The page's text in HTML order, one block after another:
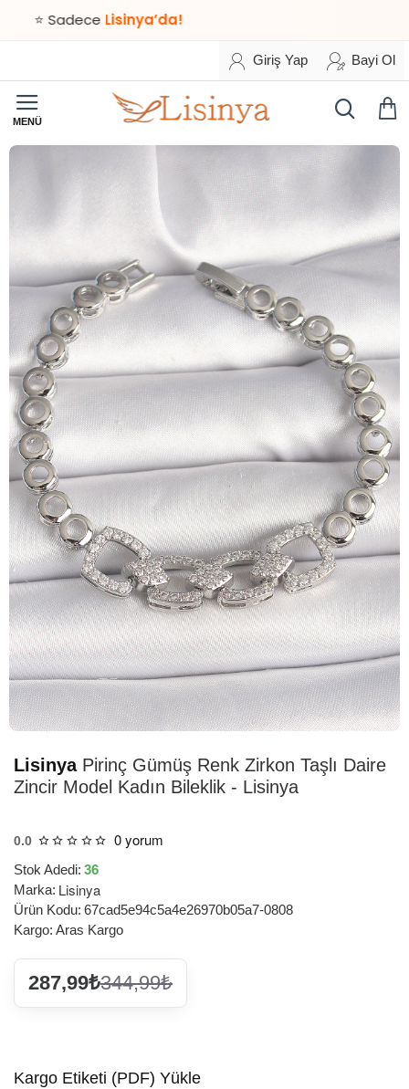
SadeceLisinya’da!
Giriş Yap Bayi Ol
LisinyaPirinç Gümüş Renk Zirkon Taşlı Daire
Zincir Model Kadın Bileklik - Lisinya
0.0 0 yorum
Stok Adedi: 36
Marka: Lisinya
Ürün Kodu: 67cad5e94c5a4e26970b05a7-0808
Kargo: Aras Kargo
287,99₺344,99₺
Kargo Etiketi (PDF) Yükle